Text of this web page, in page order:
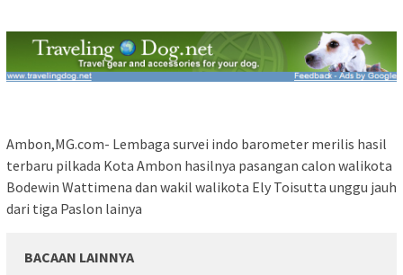
Ambon,MG.com- Lembaga survei indo barometer merilis hasil
terbaru pilkada Kota Ambon hasilnya pasangan calon walikota
Bodewin Wattimena dan wakil walikota Ely Toisutta unggu jauh
dari tiga Paslon lainya
BACAAN LAINNYA